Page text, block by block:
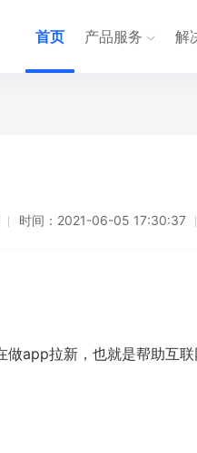
首页 产品服务 解
时间： 2021-06-05 17:30:37
做app拉新，也就是帮助互